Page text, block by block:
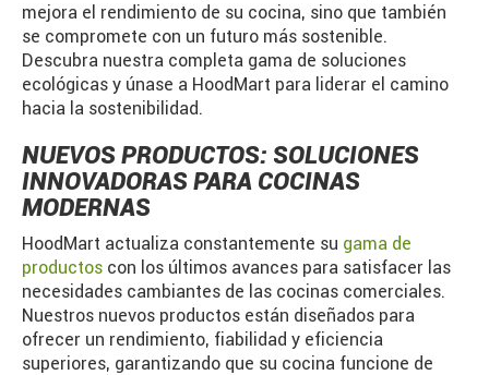
mejora el rendimiento de su cocina, sino que también
se compromete con un futuro más sostenible.
Descubra nuestra completa gama de soluciones
ecológicas y únase a HoodMart para liderar el camino
hacia la sostenibilidad.
NUEVOS PRODUCTOS: SOLUCIONES
INNOVADORAS PARA COCINAS
MODERNAS
HoodMart actualiza constantemente su gama de
productos con los últimos avances para satisfacer las
necesidades cambiantes de las cocinas comerciales.
Nuestros nuevos productos están diseñados para
ofrecer un rendimiento, fiabilidad y eficiencia
superiores, garantizando que su cocina funcione de